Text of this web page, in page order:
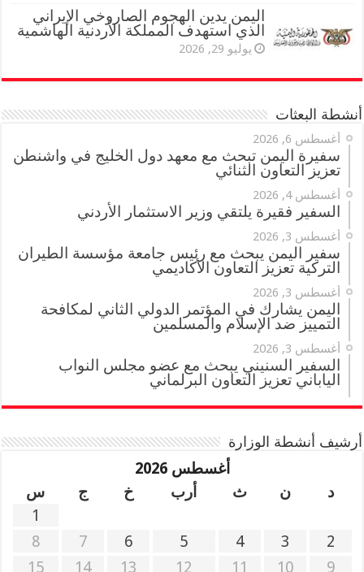
اليمن يدين الهجوم الصاروخي الإيراني
الذي استهدف المملكة الأردنية الهاشمية
يوليو 29, 2026
أنشطة البعثات
أغسطس 6, 2026
سفيرة اليمن تبحث مع معهد دول الخليج في واشنطن
تعزيز التعاون الثنائي
أغسطس 4, 2026
السفير فقيرة يلتقي وزير الاستثمار الأردني
أغسطس 3, 2026
سفير اليمن يبحث مع رئيس جامعة مؤسسة الطيران
التركية تعزيز التعاون الأكاديمي
أغسطس 3, 2026
اليمن يشارك في المؤتمر الدولي الثاني لمكافحة
التمييز ضد الإسلام والمسلمين
أغسطس 3, 2026
السفير السنيني يبحث مع عضو مجلس النواب
الياباني تعزيز التعاون البرلماني
أرشيف أنشطة الوزارة
أغسطس 2026
د
ن ث أرب خ ج
س
1
2
3
4
5
6
7
8
9
10
11
12
13
14
15